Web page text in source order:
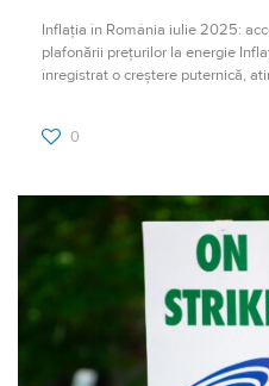
Inflația în România iulie 2025:
plafonării prețurilor la energie
înregistrat o creștere puternică,
0